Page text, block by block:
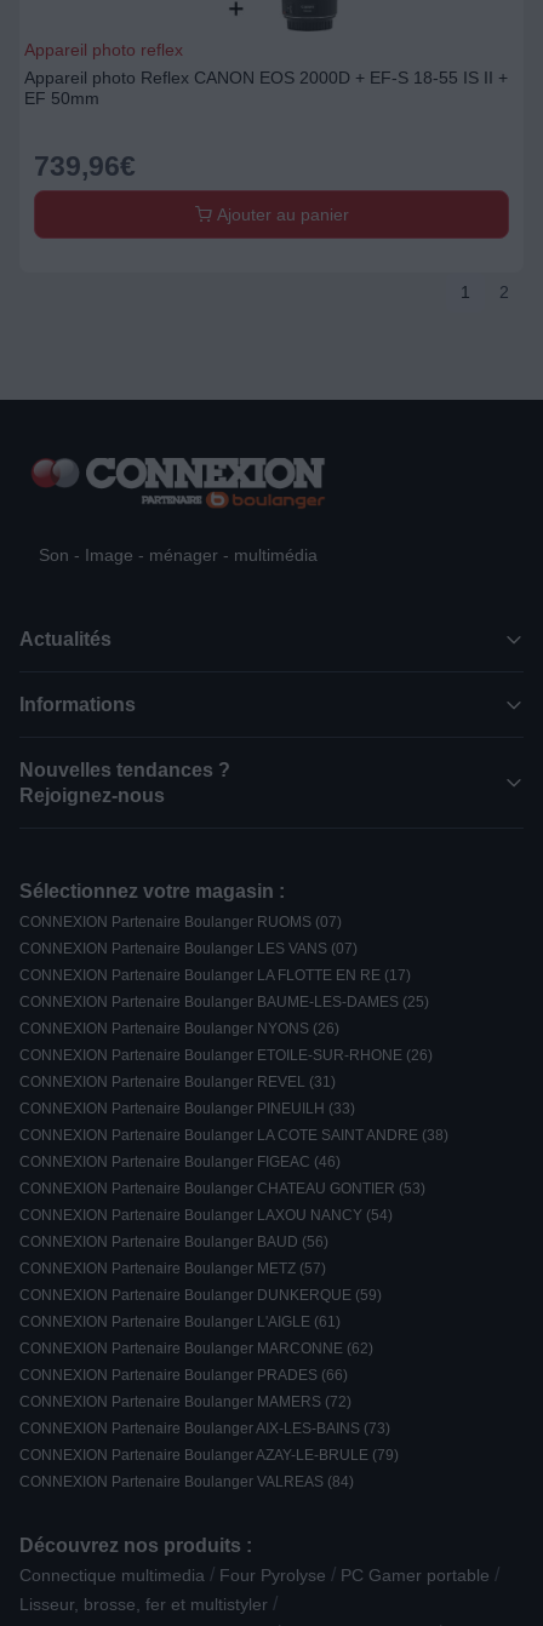
Appareil photo reflex
Appareil photo Reflex CANON EOS 2000D + EF-S 18-55 IS II +
EF 50mm
739,96€
Ajouter au panier
1 2
Son - Image - ménager - multimédia
Actualités
Informations
Nouvelles tendances ?
Rejoignez-nous
Sélectionnez votre magasin :
CONNEXION Partenaire Boulanger RUOMS (07)
CONNEXION Partenaire Boulanger LES VANS (07)
CONNEXION Partenaire Boulanger LA FLOTTE EN RE (17)
CONNEXION Partenaire Boulanger BAUME-LES-DAMES (25)
CONNEXION Partenaire Boulanger NYONS (26)
CONNEXION Partenaire Boulanger ETOILE-SUR-RHONE (26)
CONNEXION Partenaire Boulanger REVEL (31)
CONNEXION Partenaire Boulanger PINEUILH (33)
CONNEXION Partenaire Boulanger LA COTE SAINT ANDRE (38)
CONNEXION Partenaire Boulanger FIGEAC (46)
CONNEXION Partenaire Boulanger CHATEAU GONTIER (53)
CONNEXION Partenaire Boulanger LAXOU NANCY (54)
CONNEXION Partenaire Boulanger BAUD (56)
CONNEXION Partenaire Boulanger METZ (57)
CONNEXION Partenaire Boulanger DUNKERQUE (59)
CONNEXION Partenaire Boulanger L'AIGLE (61)
CONNEXION Partenaire Boulanger MARCONNE (62)
CONNEXION Partenaire Boulanger PRADES (66)
CONNEXION Partenaire Boulanger MAMERS (72)
CONNEXION Partenaire Boulanger AIX-LES-BAINS (73)
CONNEXION Partenaire Boulanger AZAY-LE-BRULE (79)
CONNEXION Partenaire Boulanger VALREAS (84)
Découvrez nos produits :
Connectique multimedia / Four Pyrolyse / PC Gamer portable /
Lisseur, brosse, fer et multistyler /